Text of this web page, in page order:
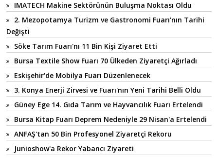
IMATECH Makine Sektörünün Buluşma Noktası Oldu
2. Mezopotamya Turizm ve Gastronomi Fuarı'nın Tarihi
Değişti
Söke Tarım Fuarı'nı 11 Bin Kişi Ziyaret Etti
Bursa Textile Show Fuarı 70 Ülkeden Ziyaretçi Ağırladı
Eskişehir'de Mobilya Fuarı Düzenlenecek
3. Konya Enerji Zirvesi ve Fuarı'nın Yeni Tarihi Belli Oldu
Güney Ege 14. Gıda Tarım ve Hayvancılık Fuarı Ertelendi
Bursa Kitap Fuarı Deprem Nedeniyle 29 Nisan'a Ertelendi
ANFAŞ'tan 50 Bin Profesyonel Ziyaretçi Rekoru
Junioshow'a Rekor Yabancı Ziyareti